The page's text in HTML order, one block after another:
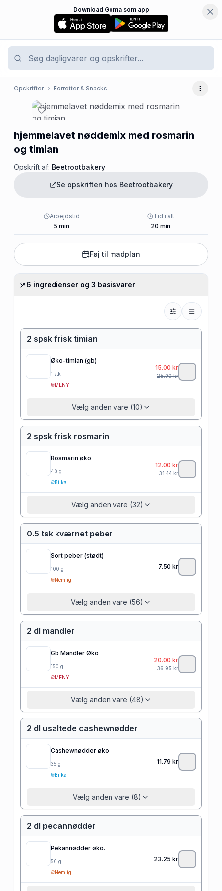
Download Goma som app
Opskrifter Forretter & Snacks Flere
hjemmelavet nøddemix med rosmarin
og timian
Opskrift af: Beetrootbakery
Se opskriften hos Beetrootbakery
Arbejdstid
5 min
Tid i alt
20 min
Føj til madplan
6 ingredienser og 3 basisvarer
2 spsk frisk timian
Øko-timian (gb)
1 stk
MENY
15.00 kr
25.00kr
Vælg anden vare (10)
2 spsk frisk rosmarin
Rosmarin øko
40 g
Bilka
12.00 kr
31.44kr
Vælg anden vare (32)
0.5 tsk kværnet peber
Sort peber (stødt)
100 g
Nemlig
7.50 kr
Vælg anden vare (56)
2 dl mandler
Gb Mandler Øko
150 g
MENY
20.00 kr
36.95kr
Vælg anden vare (48)
2 dl usaltede cashewnødder
Cashewnødder øko
35 g
Bilka
11.79 kr
Vælg anden vare (8)
2 dl pecannødder
Pekannødder øko.
50 g
Nemlig
23.25 kr